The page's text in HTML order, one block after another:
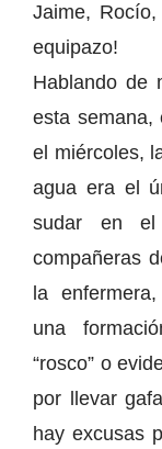
Jaime,
equipazo!
Hablando de
esta semana,
el miércoles,
agua era el
sudar en el
compañeras
la
una
“rosco” o
por llevar
hay excusas